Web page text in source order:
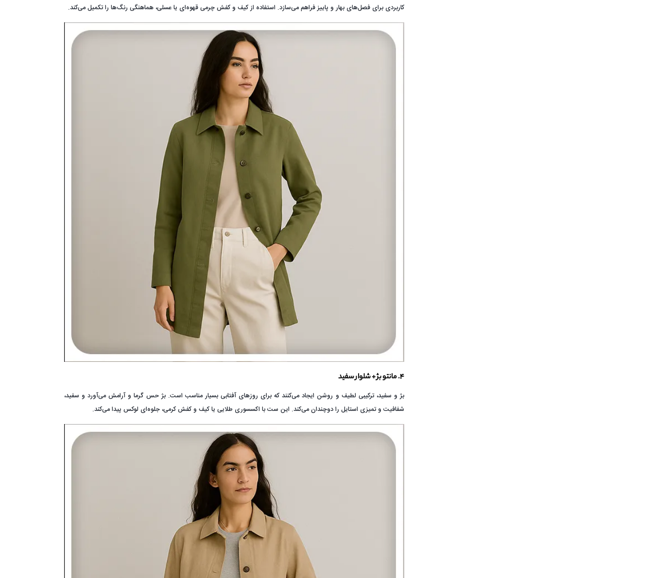
کاربردی برای فصل‌های بهار و پاییز فراهم می‌سازد. استفاده از کیف و کفش چرمی قهوه‌ای یا عسلی، هماهنگی رنگ‌ها را تکمیل می‌کند.
۴. مانتو بژ + شلوار سفید
بژ و سفید، ترکیبی لطیف و روشن ایجاد می‌کنند که برای روزهای آفتابی بسیار مناسب است. بژ حس گرما و آرامش می‌آورد و سفید،
شفافیت و تمیزی استایل را دوچندان می‌کند. این ست با اکسسوری طلایی یا کیف و کفش کرمی، جلوه‌ای لوکس پیدا می‌کند.